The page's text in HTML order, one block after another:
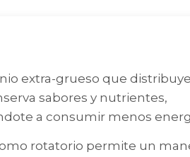
extra-grueso que
sabores y nutrientes,
a consumir menos
rotatorio permite un